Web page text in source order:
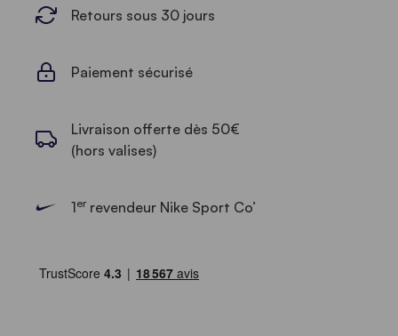
Retours sous 30 jours
Paiement sécurisé
Livraison offerte dès 50€
(hors valises)
1errevendeur Nike Sport Co’